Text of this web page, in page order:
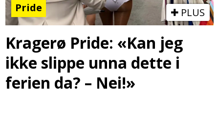
Pride PLUS
Kragerø Pride: «Kan jeg
ikke slippe unna dette i
ferien da? – Nei!»